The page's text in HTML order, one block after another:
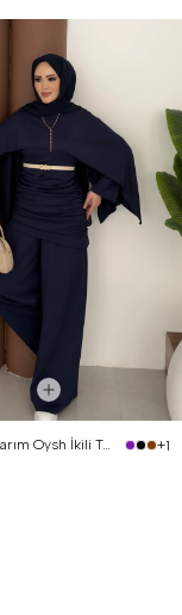
Elegant Tasarım Oysh İkili Takım Lacivert
+1